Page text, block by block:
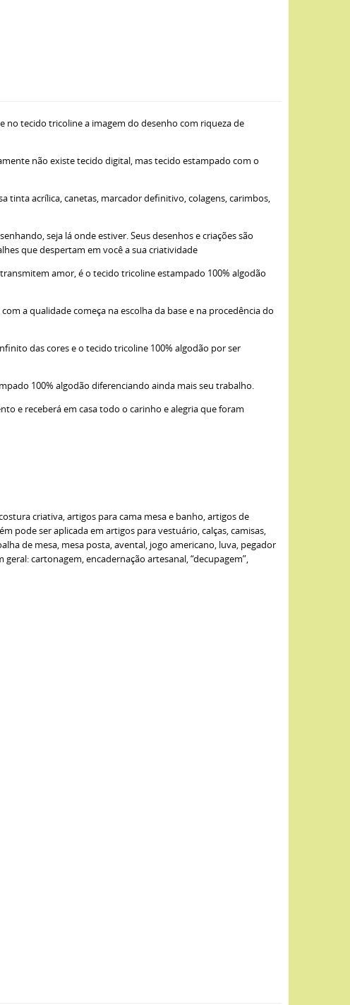
no tecido tricoline a imagem do desenho com riqueza de
não existe tecido digital, mas tecido estampado com o
tinta acrílica, canetas, marcador definitivo, colagens, carimbos,
seja lá onde estiver. Seus desenhos e criações são
que despertam em você a sua criatividade
amor, é o tecido tricoline estampado 100% algodão
a qualidade começa na escolha da base e na procedência do
das cores e o tecido tricoline 100% algodão por ser
100% algodão diferenciando ainda mais seu trabalho.
e receberá em casa todo o carinho e alegria que foram
criativa, artigos para cama mesa e banho, artigos de
pode ser aplicada em artigos para vestuário, calças, camisas,
de mesa, mesa posta, avental, jogo americano, luva, pegador
cartonagem, encadernação artesanal, “decupagem”,